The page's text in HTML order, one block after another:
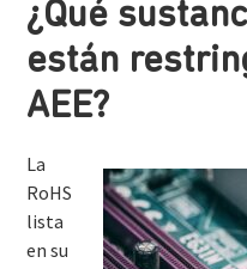
¿Qué
están
AEE?
La
RoHS
lista
en su